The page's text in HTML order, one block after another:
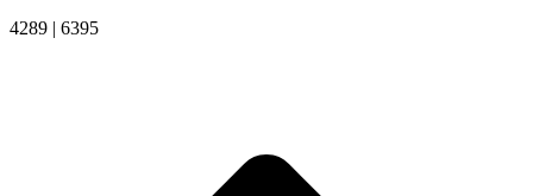
4289 | 6395